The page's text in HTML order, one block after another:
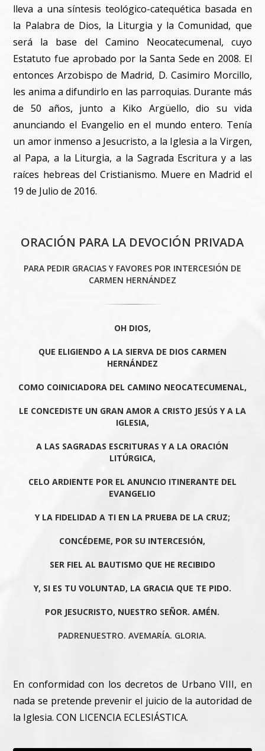
lleva a una síntesis teológico-catequética basada en
la Palabra de Dios, la Liturgia y la Comunidad, que
será la base del Camino Neocatecumenal, cuyo
Estatuto fue aprobado por la Santa Sede en 2008. El
entonces Arzobispo de Madrid, D. Casimiro Morcillo,
les anima a difundirlo en las parroquias. Durante más
de 50 años, junto a Kiko Argüello, dio su vida
anunciando el Evangelio en el mundo entero. Tenía
un amor inmenso a Jesucristo, a la Iglesia a la Virgen,
al Papa, a la Liturgia, a la Sagrada Escritura y a las
raíces hebreas del Cristianismo. Muere en Madrid el
19 de Julio de 2016.
ORACIÓN PARA LA DEVOCIÓN PRIVADA
PARA PEDIR GRACIAS Y FAVORES POR INTERCESIÓN DE
CARMEN HERNÁNDEZ
OH DIOS,
QUE ELIGIENDO A LA SIERVA DE DIOS CARMEN
HERNÁNDEZ
COMO COINICIADORA DEL CAMINO NEOCATECUMENAL,
LE CONCEDISTE UN GRAN AMOR A CRISTO JESÚS Y A LA
IGLESIA,
A LAS SAGRADAS ESCRITURAS Y A LA ORACIÓN
LITÚRGICA,
CELO ARDIENTE POR EL ANUNCIO ITINERANTE DEL
EVANGELIO
Y LA FIDELIDAD A TI EN LA PRUEBA DE LA CRUZ;
CONCÉDEME, POR SU INTERCESIÓN,
SER FIEL AL BAUTISMO QUE HE RECIBIDO
Y, SI ES TU VOLUNTAD, LA GRACIA QUE TE PIDO.
POR JESUCRISTO, NUESTRO SEÑOR. AMÉN.
PADRENUESTRO. AVEMARÍA. GLORIA.
En conformidad con los decretos de Urbano VIII, en
nada se pretende prevenir el juicio de la autoridad de
la Iglesia. CON LICENCIA ECLESIÁSTICA.